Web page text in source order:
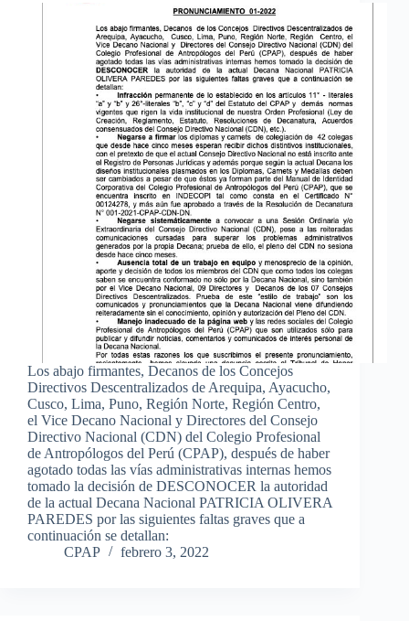
Los abajo firmantes, Decanos de los Concejos
Directivos Descentralizados de Arequipa, Ayacucho,
Cusco, Lima, Puno, Región Norte, Región Centro,
el Vice Decano Nacional y Directores del Consejo
Directivo Nacional (CDN) del Colegio Profesional
de Antropólogos del Perú (CPAP), después de haber
agotado todas las vías administrativas internas hemos
tomado la decisión de DESCONOCER la autoridad
de la actual Decana Nacional PATRICIA OLIVERA
PAREDES por las siguientes faltas graves que a
continuación se detallan:
CPAP
febrero 3, 2022